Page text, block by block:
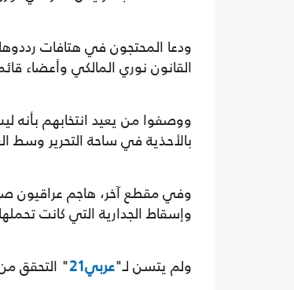
ودعا المحتجون في هتافات
القانون نوري المالكي وأعضاء
ووصفوا من يعيد انتخابهم بأنه
بالأحذية في ساحة التحرير وسط
وفي مقطع آخر، هاجم عراقيون
وإسقاط الجدارية التي كانت
ولم يتسن لـ"عربي21 " التحقق